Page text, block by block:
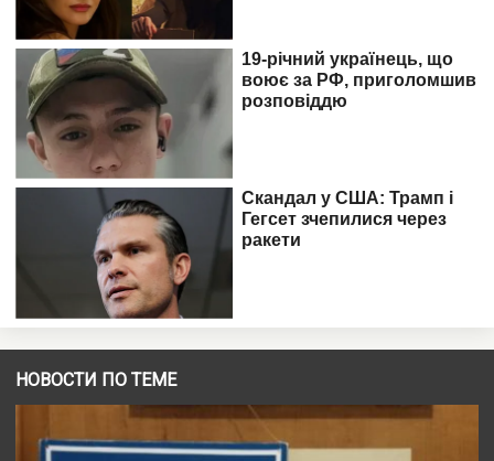
НОВОСТИ ПО ТЕМЕ